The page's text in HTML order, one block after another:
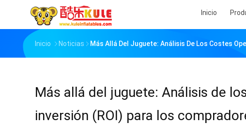
Inicio
Inicio Noticias Más Allá Del Juguete: Análisis De Los Costes
Más allá del juguete: Análisis de
inversión (ROI) para los